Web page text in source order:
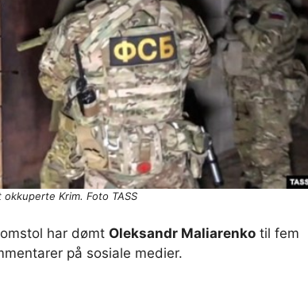
okkuperte Krim. Foto TASS
har dømt Oleksandr Maliarenko til fem
på sosiale medier.